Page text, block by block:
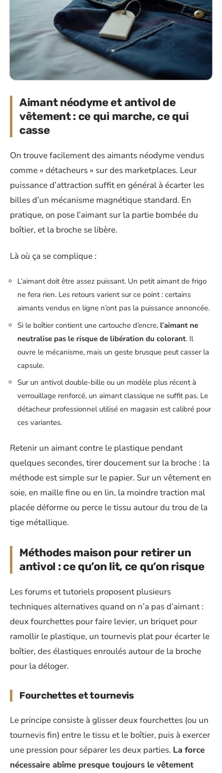
Aimant néodyme et antivol de
vêtement : ce qui marche, ce qui
casse
On trouve facilement des aimants néodyme vendus
comme « détacheurs » sur des marketplaces. Leur
puissance d’attraction suffit en général à écarter les
billes d’un mécanisme magnétique standard. En
pratique, on pose l’aimant sur la partie bombée du
boîtier, et la broche se libère.
Là où ça se complique :
L’aimant doit être assez puissant. Un petit aimant de frigo
ne fera rien. Les retours varient sur ce point : certains
aimants vendus en ligne n’ont pas la puissance annoncée.
Si le boîtier contient une cartouche d’encre, l’aimant ne
neutralise pas le risque de libération du colorant. Il
ouvre le mécanisme, mais un geste brusque peut casser la
capsule.
Sur un antivol double-bille ou un modèle plus récent à
verrouillage renforcé, un aimant classique ne suffit pas. Le
détacheur professionnel utilisé en magasin est calibré pour
ces variantes.
Retenir un aimant contre le plastique pendant
quelques secondes, tirer doucement sur la broche : la
méthode est simple sur le papier. Sur un vêtement en
soie, en maille fine ou en lin, la moindre traction mal
placée déforme ou perce le tissu autour du trou de la
tige métallique.
Méthodes maison pour retirer un
antivol : ce qu’on lit, ce qu’on risque
Les forums et tutoriels proposent plusieurs
techniques alternatives quand on n’a pas d’aimant :
deux fourchettes pour faire levier, un briquet pour
ramollir le plastique, un tournevis plat pour écarter le
boîtier, des élastiques enroulés autour de la broche
pour la déloger.
Fourchettes et tournevis
Le principe consiste à glisser deux fourchettes (ou un
tournevis fin) entre le tissu et le boîtier, puis à exercer
une pression pour séparer les deux parties. La force
nécessaire abîme presque toujours le vêtement